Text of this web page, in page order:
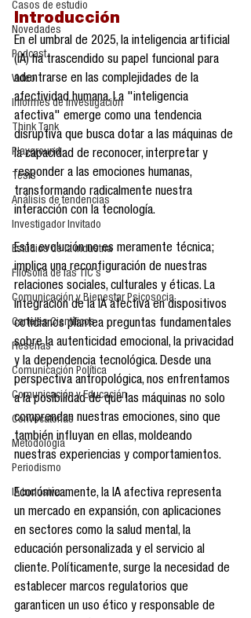
Casos de estudio
Novedades
Podcast
Video
Informes de investigación
Think Tank
Playground
Tesis
Análisis de tendencias
Investigador Invitado
Estudios de la industria
Filosofía de las TIC´s
Comunicación y Bienestar Psicosocia
Carteles Científicos
Reseñas
Comunicación Política
Comunicación y Educación
Convocatorias
Metodología
Periodismo
IA Inclusiva
Introducción
En el umbral de 2025, la inteligencia artificial
(IA) ha trascendido su papel funcional para
adentrarse en las complejidades de la
afectividad humana. La "inteligencia
afectiva" emerge como una tendencia
disruptiva que busca dotar a las máquinas de
la capacidad de reconocer, interpretar y
responder a las emociones humanas,
transformando radicalmente nuestra
interacción con la tecnología.
Esta evolución no es meramente técnica;
implica una reconfiguración de nuestras
relaciones sociales, culturales y éticas. La
integración de la IA afectiva en dispositivos
cotidianos plantea preguntas fundamentales
sobre la autenticidad emocional, la privacidad
y la dependencia tecnológica. Desde una
perspectiva antropológica, nos enfrentamos
a la posibilidad de que las máquinas no solo
comprendan nuestras emociones, sino que
también influyan en ellas, moldeando
nuestras experiencias y comportamientos.
Económicamente, la IA afectiva representa
un mercado en expansión, con aplicaciones
en sectores como la salud mental, la
educación personalizada y el servicio al
cliente. Políticamente, surge la necesidad de
establecer marcos regulatorios que
garanticen un uso ético y responsable de